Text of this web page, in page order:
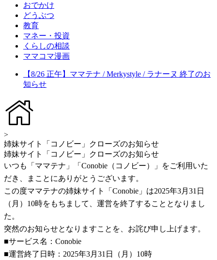
おでかけ
どうぶつ
教育
マネー・投資
くらしの相談
ママコマ漫画
【8/26 正午】ママテナ / Merkystyle / ラナーヌ 終了のお
知らせ
>
姉妹サイト「コノビー」クローズのお知らせ
姉妹サイト「コノビー」クローズのお知らせ
いつも「ママテナ」「Conobie（コノビー）」をご利用いた
だき、まことにありがとうございます。
この度ママテナの姉妹サイト「Conobie」は2025年3月31日
（月）10時をもちまして、運営を終了することとなりまし
た。
突然のお知らせとなりますことを、お詫び申し上げます。
■サービス名：Conobie
■運営終了日時：2025年3月31日（月）10時